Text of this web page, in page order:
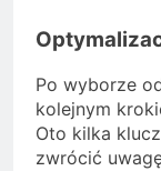
Po wyborze
kolejnym
Oto kilka
zwrócić